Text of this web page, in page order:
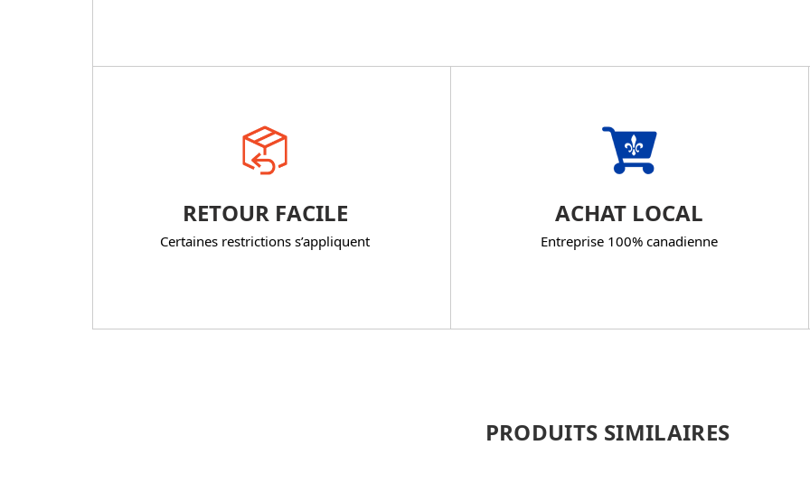
RETOUR FACILE
Certaines restrictions s’appliquent
ACHAT LOCAL
Entreprise 100% canadienne
PRODUITS SIMILAIRES